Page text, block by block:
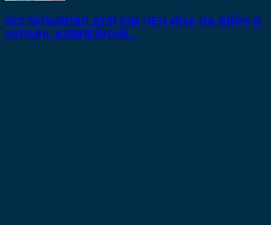
$22 МІЛЬЯРДИ ДЛЯ КІМ ЧЕН ИНА НА ВІЙНІ В
УКРАЇНІ, ЮВІЛЕЙНИЙ...